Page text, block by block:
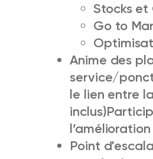
Stocks et
Go to
Anime des
service/
le lien entre
inclus)
Point